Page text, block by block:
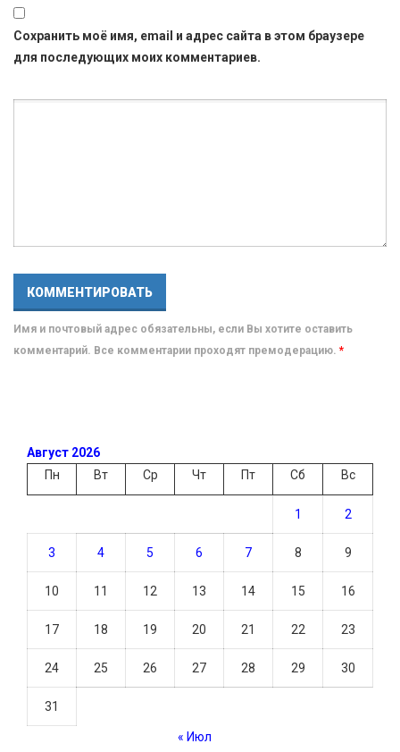
Сохранить моё имя, email и адрес сайта в этом браузере
для последующих моих комментариев.
Имя и почтовый адрес обязательны, если Вы хотите оставить
комментарий. Все комментарии проходят премодерацию. *
Август 2026
Пн
Вт Ср Чт Пт Сб Вс
1 2
3 4 5 6 7 8 9
10 11 12 13 14 15 16
17 18 19 20 21 22 23
24 25 26 27 28 29 30
31
« Июл